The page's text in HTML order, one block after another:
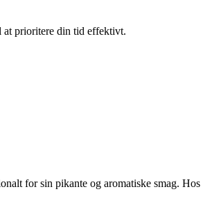
at prioritere din tid effektivt.
for sin pikante og aromatiske smag. Hos